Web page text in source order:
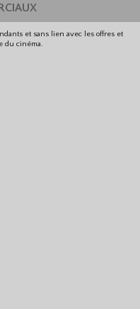
et sans lien avec les offres et
du cinéma.